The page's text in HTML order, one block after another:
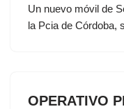
Un nuevo móvil de
la Pcia de Córdoba,
OPERATIVO